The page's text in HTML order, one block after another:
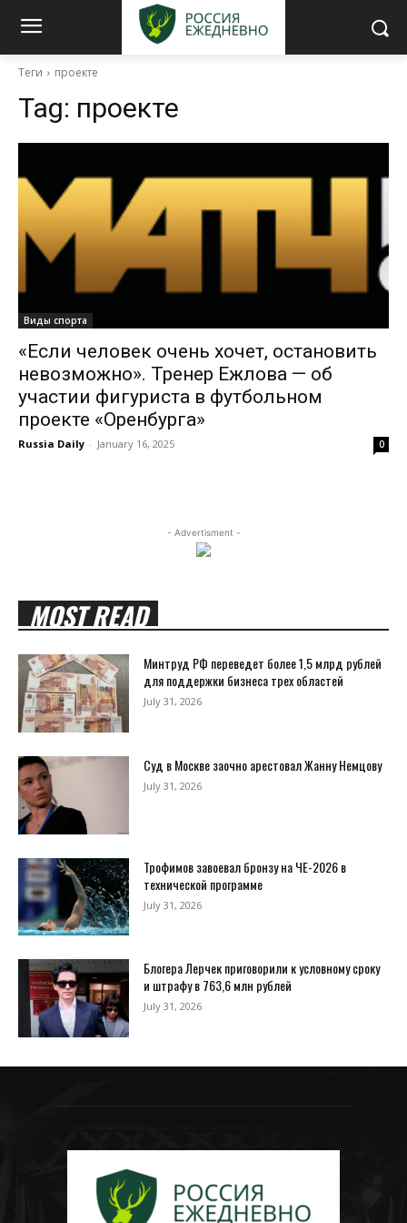
Теги проекте
Tag: проекте
Виды спорта
«Если человек очень хочет, остановить
невозможно». Тренер Ежлова — об
участии фигуриста в футбольном
проекте «Оренбурга»
Russia Daily - January 16, 2025 0
- Advertisment -
MOST READ
Минтруд РФ переведет более 1,5 млрд рублей
для поддержки бизнеса трех областей
July 31, 2026
Суд в Москве заочно арестовал Жанну Немцову
July 31, 2026
Трофимов завоевал бронзу на ЧЕ-2026 в
технической программе
July 31, 2026
Блогера Лерчек приговорили к условному сроку
и штрафу в 763,6 млн рублей
July 31, 2026